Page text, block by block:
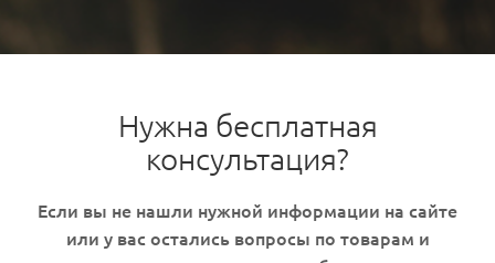
Нужна бесплатная
консультация?